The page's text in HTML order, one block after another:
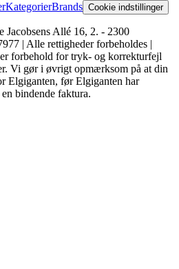
KategorierBrands Cookie indstillinger
Allé 16, 2. - 2300
| Alle rettigheder forbeholdes |
forbehold for tryk- og korrekturfejl
Vi gør i øvrigt opmærksom på at din
Elgiganten, før Elgiganten har
bindende faktura.